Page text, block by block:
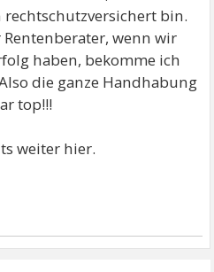
rechtschutzversichert bin.
wenn wir
haben, bekomme ich
die ganze Handhabung
top!!!
weiter hier.